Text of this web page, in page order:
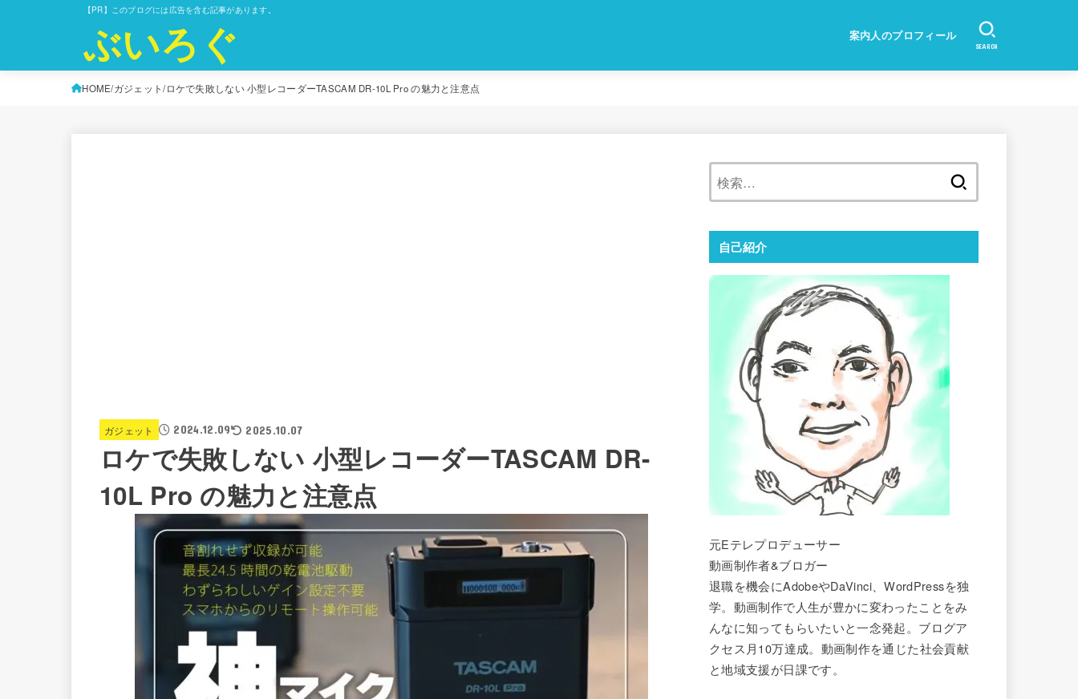
【PR】このブログには広告を含む記事があります。
ぶいろぐ 案内人のプロフィール
SEARCH
HOME ガジェット ロケで失敗しない 小型レコーダーTASCAM DR-10L Pro の魅力と注意点
ガジェット 2024.12.09 2025.10.07
ロケで失敗しない 小型レコーダーTASCAM DR-
10L Pro の魅力と注意点
自己紹介
元Eテレプロデューサー
動画制作者&ブロガー
退職を機会にAdobeやDaVinci、WordPressを独
学。動画制作で人生が豊かに変わったことをみ
んなに知ってもらいたいと一念発起。ブログア
クセス月10万達成。動画制作を通じた社会貢献
と地域支援が日課です。